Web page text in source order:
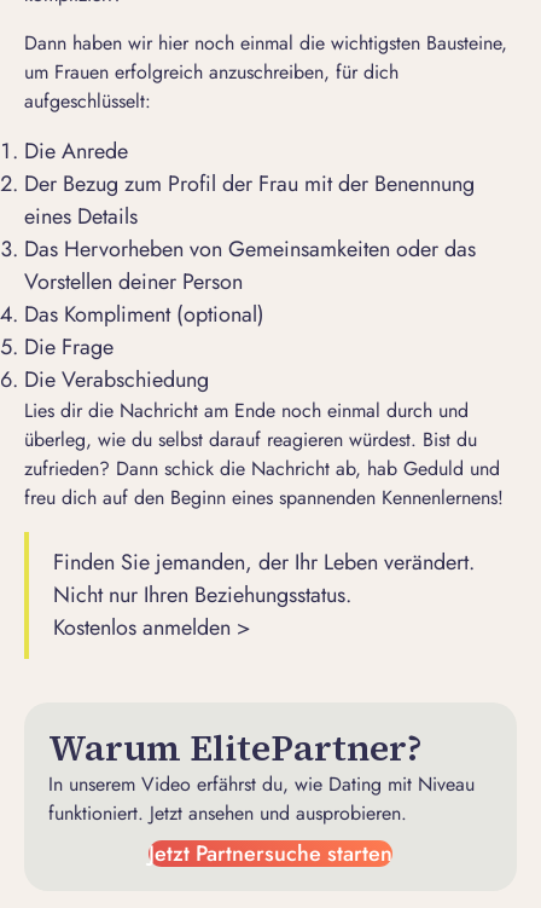
Dann haben wir hier noch einmal die wichtigsten Bausteine,
um Frauen erfolgreich anzuschreiben, für dich
aufgeschlüsselt:
Die Anrede
Der Bezug zum Profil der Frau mit der Benennung
eines Details
Das Hervorheben von Gemeinsamkeiten oder das
Vorstellen deiner Person
Das Kompliment (optional)
Die Frage
Die Verabschiedung
Lies dir die Nachricht am Ende noch einmal durch und
überleg, wie du selbst darauf reagieren würdest. Bist du
zufrieden? Dann schick die Nachricht ab, hab Geduld und
freu dich auf den Beginn eines spannenden Kennenlernens!
Finden Sie jemanden, der Ihr Leben verändert.
Nicht nur Ihren Beziehungsstatus.
Kostenlos anmelden >
Warum ElitePartner?
In unserem Video erfährst du, wie Dating mit Niveau
funktioniert. Jetzt ansehen und ausprobieren.
Jetzt Partnersuche starten